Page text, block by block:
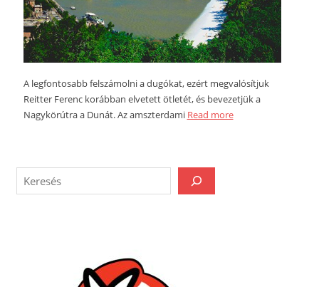
A legfontosabb felszámolni a dugókat, ezért megvalósítjuk
Reitter Ferenc korábban elvetett ötletét, és bevezetjük a
Nagykörútra a Dunát. Az amszterdami Read more